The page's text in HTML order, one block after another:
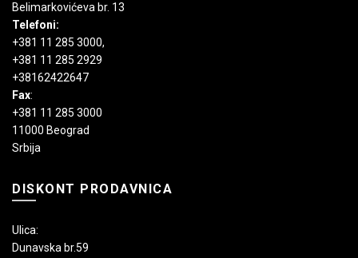
Belimarkovićeva br. 13
Telefoni:
+381 11 285 3000,
+381 11 285 2929
+38162422647
Fax:
+381 11 285 3000
11000 Beograd
Srbija
DISKONT PRODAVNICA
Ulica:
Dunavska br.59